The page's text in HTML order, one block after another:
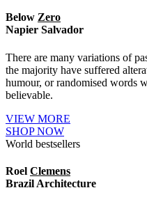
Below Zero
Napier Salvador
There are many variations of
the majority have suffered
humour, or randomised words
believable.
VIEW MORE
SHOP NOW
World bestsellers
Roel Clemens
Brazil Architecture